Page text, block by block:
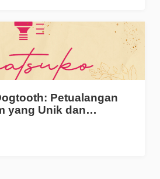
Petualangan
yang Unik dan…